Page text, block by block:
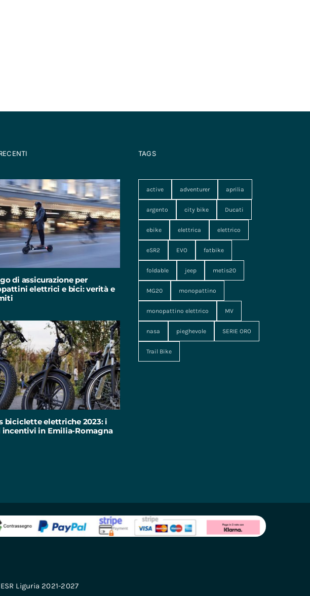
di assicurazione per
elettrici e bici: verità e
biciclette elettriche 2023: i
incentivi in Emilia-Romagna
TAGS
active adventurer aprilia
argento city bike Ducati
ebike elettrica elettrico
eSR2 EVO fatbike
foldable jeep metis20
MG20 monopattino
monopattino elettrico MV
nasa pieghevole SERIE ORO
Trail Bike
Liguria 2021-2027